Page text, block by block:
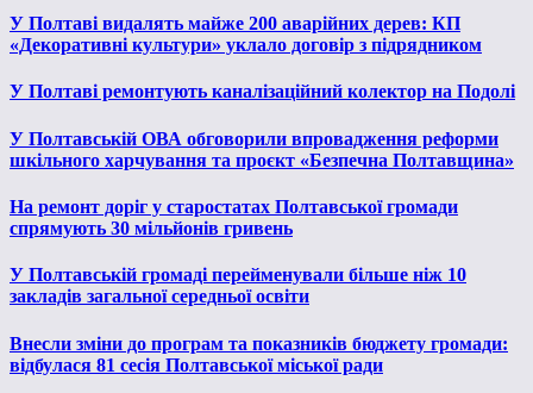
У Полтаві видалять майже 200 аварійних дерев: КП
«Декоративні культури» уклало договір з підрядником
У Полтаві ремонтують каналізаційний колектор на Подолі
У Полтавській ОВА обговорили впровадження реформи
шкільного харчування та проєкт «Безпечна Полтавщина»
На ремонт доріг у старостатах Полтавської громади
спрямують 30 мільйонів гривень
У Полтавській громаді перейменували більше ніж 10
закладів загальної середньої освіти
Внесли зміни до програм та показників бюджету громади:
відбулася 81 сесія Полтавської міської ради